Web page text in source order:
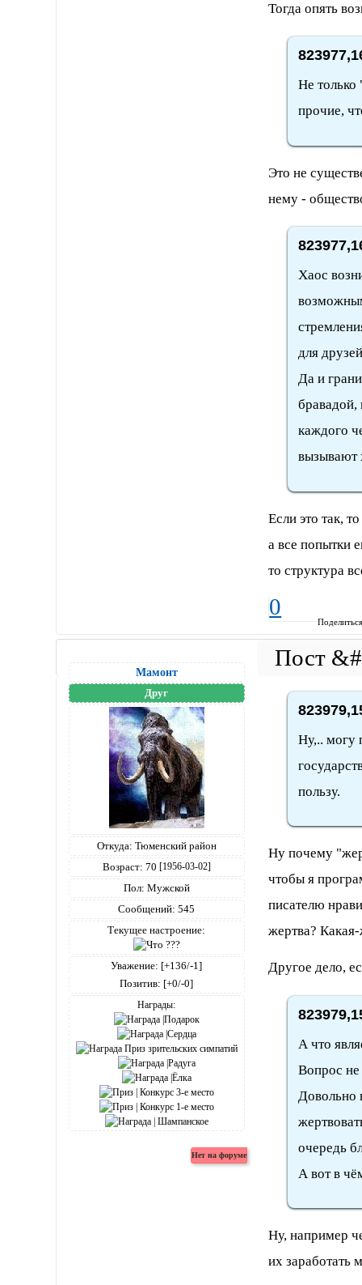
Тогда опять
Не
прочие,
Это не
нему -
Хаос
для
Да и
бравадой,
каждого
вызывают
Если это так,
а все попытки
то структура
0
Мамонт
Друг
Откуда: Тюменский район
Возраст: 70 [1956-03-02]
Пол: Мужской
Сообщений: 545
Текущее настроение:
Уважение: [+136/-1]
Позитив: [+0/-0]
Награды:
Ну,.. могу
пользу.
Ну почему
чтобы я
писателю
жертва? Какая-
Другое дело,
А что
Вопрос не
Довольно
очередь
А вот в
Ну, например
их заработать